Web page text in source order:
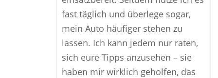
fast täglich und überlege sogar,
mein Auto häufiger stehen zu
lassen. Ich kann jedem nur raten,
sich eure Tipps anzusehen – sie
haben mir wirklich geholfen, das